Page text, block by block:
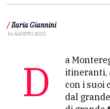
/ Ilaria Giannini
16 AGOSTO 2023
Da Montereggio, il paese dei librai
itineranti,
con i suoi
dal